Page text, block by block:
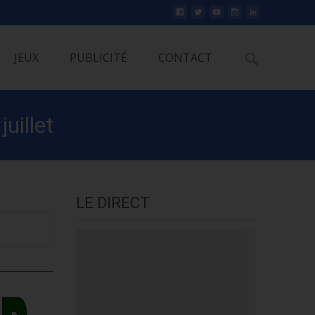
JEUX PUBLICITÉ CONTACT
LE DIRECT